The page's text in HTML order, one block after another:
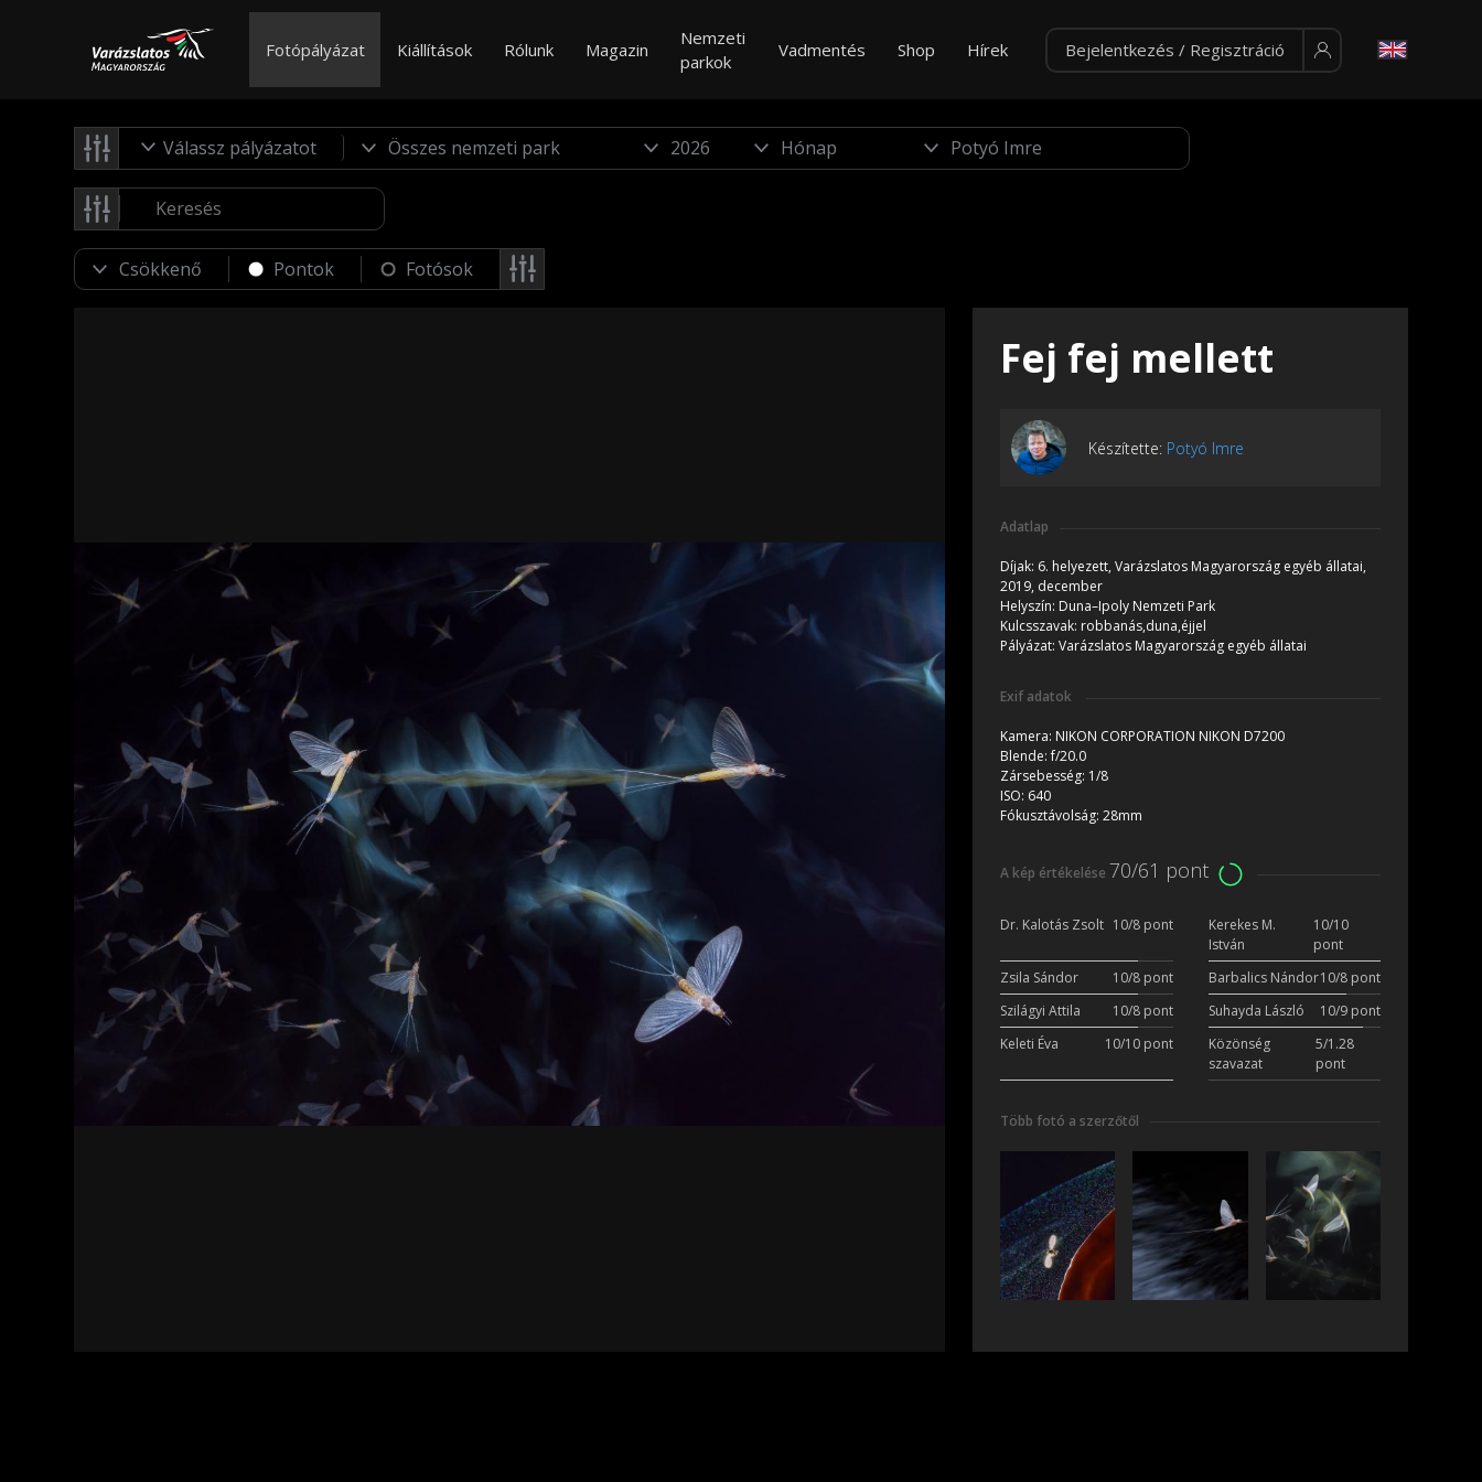
Fotópályázat Kiállítások Rólunk Magazin
Nemzeti
parkok
Vadmentés Shop Hírek Bejelentkezés / Regisztráció
Válassz pályázatot
Pontok Fotósok
Fej fej mellett
Készítette: Potyó Imre
Adatlap
Díjak: 6. helyezett, Varázslatos Magyarország egyéb állatai,
2019, december
Helyszín: Duna–Ipoly Nemzeti Park
Kulcsszavak: robbanás,duna,éjjel
Pályázat: Varázslatos Magyarország egyéb állatai
Exif adatok
Kamera: NIKON CORPORATION NIKON D7200
Blende:f/20.0
Zársebesség: 1/8
ISO: 640
Fókusztávolság: 28mm
A kép értékelése 70/61 pont
Dr. Kalotás Zsolt 10/8 pont
Kerekes M.
István
10/10
pont
Zsila Sándor
10/8 pont Barbalics Nándor10/8 pont
Szilágyi Attila
10/8 pont Suhayda László
10/9 pont
Keleti Éva
10/10 pont
Közönség
szavazat
5/1.28
pont
Több fotó a szerzőtől